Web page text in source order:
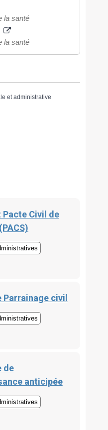
la santé
la santé
et administrative
Civil de
Parrainage civil
de
anticipée